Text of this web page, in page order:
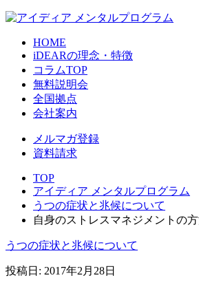
HOME
iDEARの理念・特徴
コラムTOP
無料説明会
全国拠点
会社案内
メルマガ登録
資料請求
TOP
アイディア メンタルプログラム
うつの症状と兆候について
自身のストレスマネジメントの
うつの症状と兆候について
投稿日: 2017年2月28日